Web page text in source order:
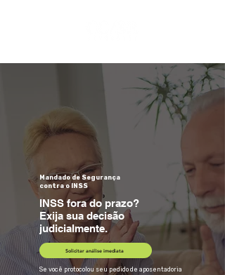
Mandado de Segurança
contra o INSS
INSS fora do prazo?
Exija sua decisão
judicialmente.
Solicitar análise imediata
Se você protocolou seu pedido de aposentadoria